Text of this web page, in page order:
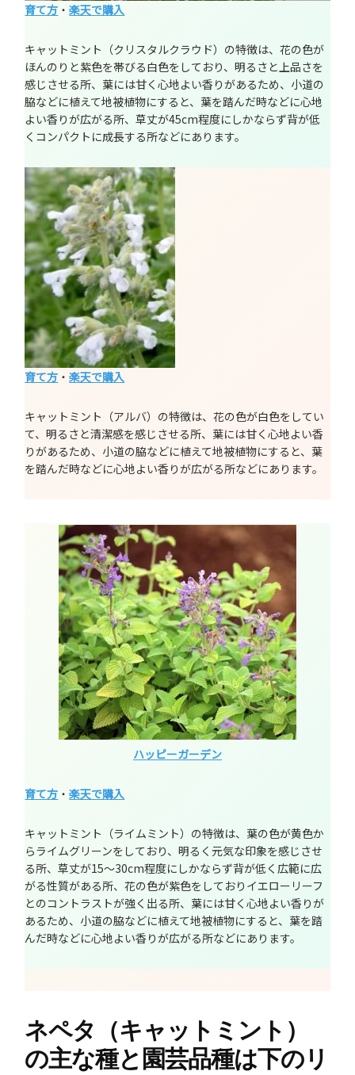
育て方 ・楽天で購入
キャットミント（クリスタルクラウド）の特徴は、花の色が
ほんのりと紫色を帯びる白色をしており、明るさと上品さを
感じさせる所、葉には甘く心地よい香りがあるため、小道の
脇などに植えて地被植物にすると、葉を踏んだ時などに心地
よい香りが広がる所、草丈が45cm程度にしかならず背が低
くコンパクトに成長する所などにあります。
育て方 ・楽天で購入
キャットミント（アルバ）の特徴は、花の色が白色をしてい
て、明るさと清潔感を感じさせる所、葉には甘く心地よい香
りがあるため、小道の脇などに植えて地被植物にすると、葉
を踏んだ時などに心地よい香りが広がる所などにあります。
ハッピーガーデン
育て方 ・楽天で購入
キャットミント（ライムミント）の特徴は、葉の色が黄色か
らライムグリーンをしており、明るく元気な印象を感じさせ
る所、草丈が15～30cm程度にしかならず背が低く広範に広
がる性質がある所、花の色が紫色をしておりイエローリーフ
とのコントラストが強く出る所、葉には甘く心地よい香りが
あるため、小道の脇などに植えて地被植物にすると、葉を踏
んだ時などに心地よい香りが広がる所などにあります。
ネペタ（キャットミント）
の主な種と園芸品種は下のリ